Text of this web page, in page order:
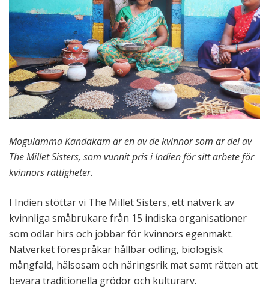
Mogulamma Kandakam är en av de kvinnor som är del av
The Millet Sisters, som vunnit pris i Indien för sitt arbete för
kvinnors rättigheter.
I Indien stöttar vi The Millet Sisters, ett nätverk av
kvinnliga småbrukare från 15 indiska organisationer
som odlar hirs och jobbar för kvinnors egenmakt.
Nätverket förespråkar hållbar odling, biologisk
mångfald, hälsosam och näringsrik mat samt rätten att
bevara traditionella grödor och kulturarv.